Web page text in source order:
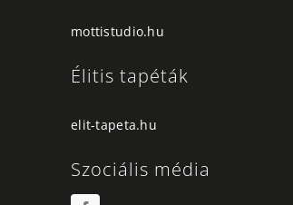
mottistudio.hu
Élitis tapéták
elit-tapeta.hu
Szociális média